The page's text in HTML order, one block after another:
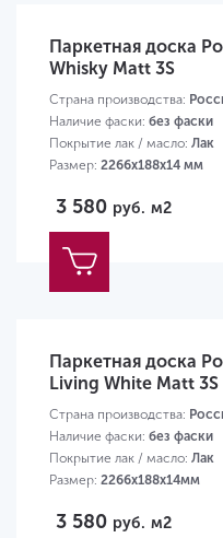
Паркетная доска
Whisky Matt 3S
Страна производства:
Наличие фаски: без фаски
Покрытие лак / масло: Лак
Размер: 2266х188х14 мм
3 580 руб. м2
Паркетная доска
Living White Matt 3S
Страна производства:
Наличие фаски: без фаски
Покрытие лак / масло: Лак
Размер: 2266х188х14мм
3 580 руб. м2